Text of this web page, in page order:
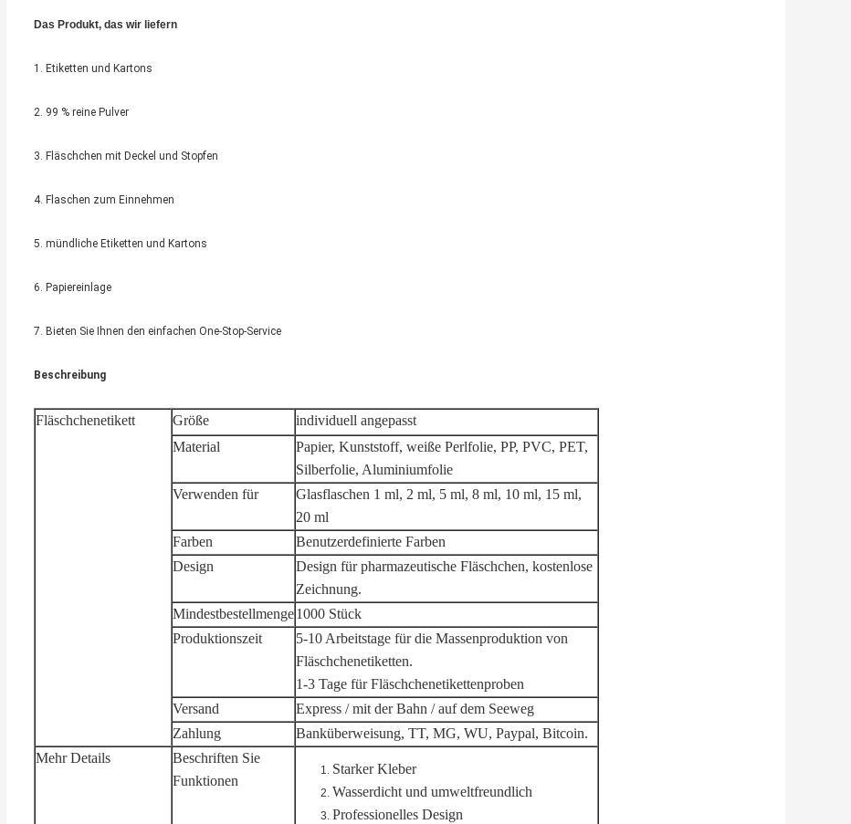
Das Produkt, das wir liefern
1. Etiketten und Kartons
2. 99 % reine Pulver
3. Fläschchen mit Deckel und Stopfen
4. Flaschen zum Einnehmen
5. mündliche Etiketten und Kartons
6. Papiereinlage
7. Bieten Sie Ihnen den einfachen One-Stop-Service
Beschreibung
Fläschchenetikett Größe
individuell angepasst
Material
Papier, Kunststoff, weiße Perlfolie, PP, PVC, PET,
Silberfolie, Aluminiumfolie
Verwenden für
Glasflaschen 1 ml, 2 ml, 5 ml, 8 ml, 10 ml, 15 ml,
20 ml
Farben
Benutzerdefinierte Farben
Design
Design für pharmazeutische Fläschchen, kostenlose
Zeichnung.
Mindestbestellmenge1000 Stück
Produktionszeit
5-10 Arbeitstage für die Massenproduktion von
Fläschchenetiketten.
1-3 Tage für Fläschchenetikettenproben
Versand
Express / mit der Bahn / auf dem Seeweg
Zahlung
Banküberweisung, TT, MG, WU, Paypal, Bitcoin.
Mehr Details
Beschriften Sie
Funktionen
Starker Kleber
Wasserdicht und umweltfreundlich
Professionelles Design